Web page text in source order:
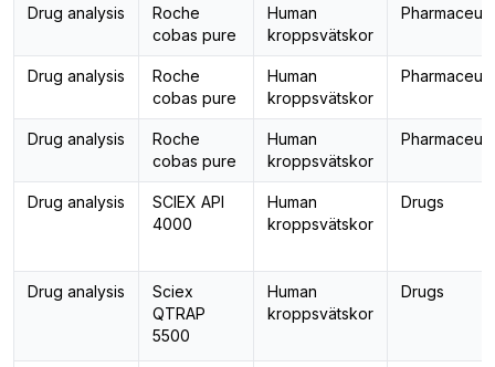
Drug analysis
Roche
cobas pure
Human
kroppsvätskor
Drug analysis
Roche
cobas pure
Human
kroppsvätskor
Drug analysis
Roche
cobas pure
Human
kroppsvätskor
Drug analysis
SCIEX API
4000
Human
kroppsvätskor
Drugs
Drug analysis
Sciex
QTRAP
5500
Human
kroppsvätskor
Drugs